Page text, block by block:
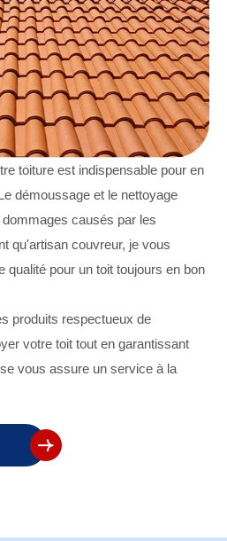
toiture est indispensable pour en
démoussage et le nettoyage
causés par les
qu'artisan couvreur, je vous
qualité pour un toit toujours en bon
produits respectueux de
votre toit tout en garantissant
vous assure un service à la